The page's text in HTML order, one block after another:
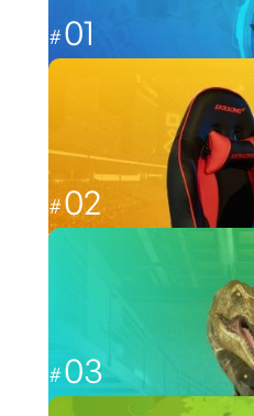
01
これからのゲーム業界を担う人材へ
02
福岡から世界最強を目指す
03
CGと映像を駆使して、人々を魅了する